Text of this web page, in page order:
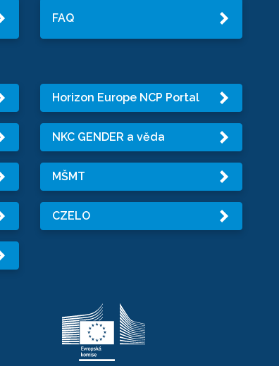
FAQ
Horizon Europe NCP Portal
NKC GENDER a věda
MŠMT
CZELO